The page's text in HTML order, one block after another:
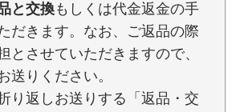
と交換もしくは代金返金の手
だきます。なお、ご返品の際
とさせていただきますので、
送りください。
り返しお送りする「返品・交